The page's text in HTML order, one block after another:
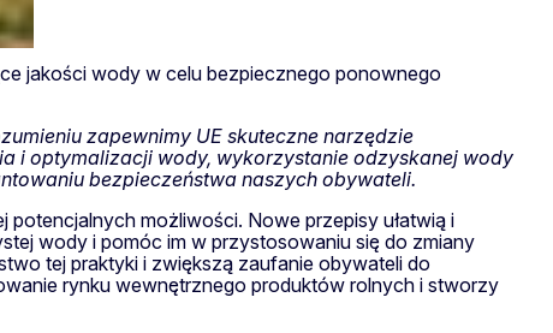
jakości wody w celu bezpiecznego ponownego
zapewnimy UE skuteczne narzędzie
i optymalizacji wody, wykorzystanie odzyskanej wody
bezpieczeństwa naszych obywateli.
możliwości. Nowe przepisy ułatwią i
wody i pomóc im w przystosowaniu się do zmiany
tej praktyki i zwiększą zaufanie obywateli do
rynku wewnętrznego produktów rolnych i stworzy